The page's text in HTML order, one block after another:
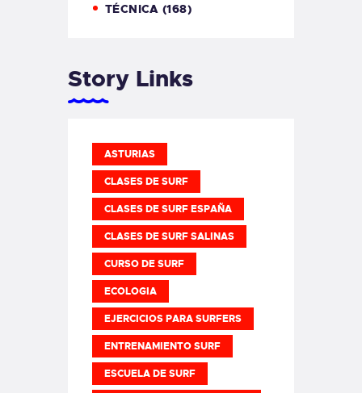
TÉCNICA (168)
Story Links
ASTURIAS
CLASES DE SURF
CLASES DE SURF ESPAÑA
CLASES DE SURF SALINAS
CURSO DE SURF
ECOLOGIA
EJERCICIOS PARA SURFERS
ENTRENAMIENTO SURF
ESCUELA DE SURF